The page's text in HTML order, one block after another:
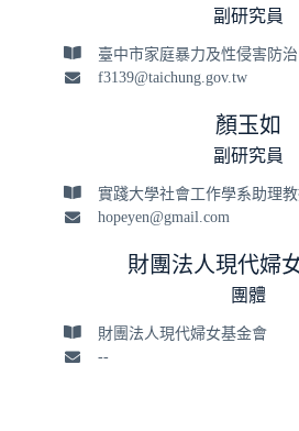
副研究員
臺中市家庭暴力及性侵害防
f3139@taichung.gov.tw
顏玉如
副研究員
實踐大學社會工作學系助理
hopeyen@gmail.com
財團法人現代婦
團體
財團法人現代婦女基金會
--